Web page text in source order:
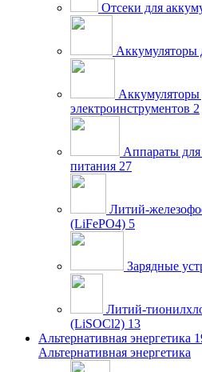
Отсеки для
Аккумуляторы
Аккумуляторы
электроинструментов 2
Аппараты для
питания 27
Литий-
(LiFePO4) 5
Зарядные
Литий-
(LiSOCl2) 13
Альтернативная энергетика
Альтернативная энергетика